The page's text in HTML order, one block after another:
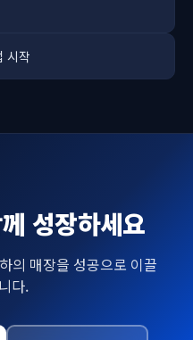
시작
성장하세요
의 매장을 성공으로 이끌
다.